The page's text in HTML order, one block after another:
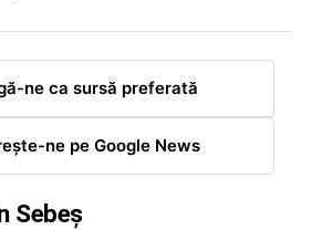
ne ca sursă preferată
ne pe Google News
Sebeș